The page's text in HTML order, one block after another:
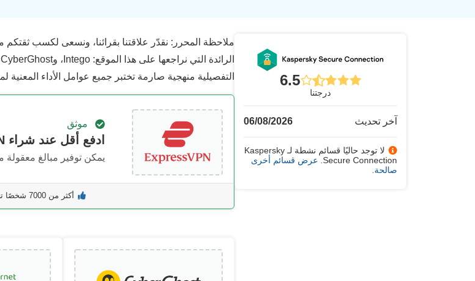
6.5
درجتنا
آخر تحديث 06/08/2026
لا توجد حاليًا قسائم نشطة لـ Kaspersky
Secure Connection. عرض قسائم أخرى
صالحة
ملاحظة المحرر: نقدّر علاقتنا بقرائنا، ونسعى لكسب ثقتكم
التفصيلية منهجية صارمة تختبر جميع عوامل الأداء
موثق
ادفع أقل عند شراء ExpressVPN اليوم!
يمكن توفير مبالغ معقولة
أكثر من 7000 شخصًا تحققوا من ExpressVPN الشهر الماضي